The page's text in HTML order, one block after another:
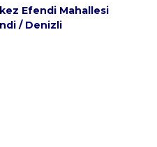
Efendi Mahallesi
/ Denizli